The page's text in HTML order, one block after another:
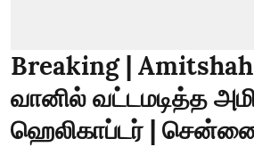
Breaking |
வானில் வட்டமடித்த
ஹெலிகாப்டர் |